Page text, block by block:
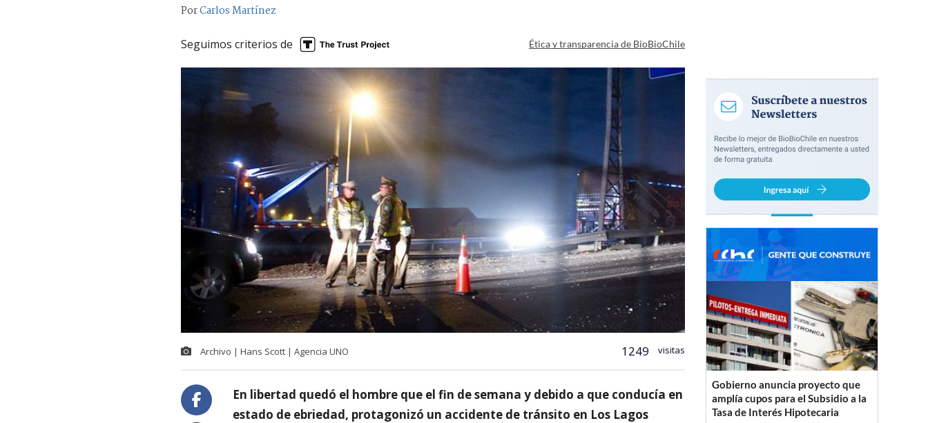
PorCarlos Martínez
Seguimos criterios de Ética y transparencia de BioBioChile
Archivo | Hans Scott | Agencia UNO 1249 visitas
En libertad quedó el hombre que el fin de semana y debido a que conducía en
estado de ebriedad, protagonizó un accidente de tránsito en Los Lagos
Gobierno anuncia proyecto que
amplía cupos para el Subsidio a la
Tasa de Interés Hipotecaria